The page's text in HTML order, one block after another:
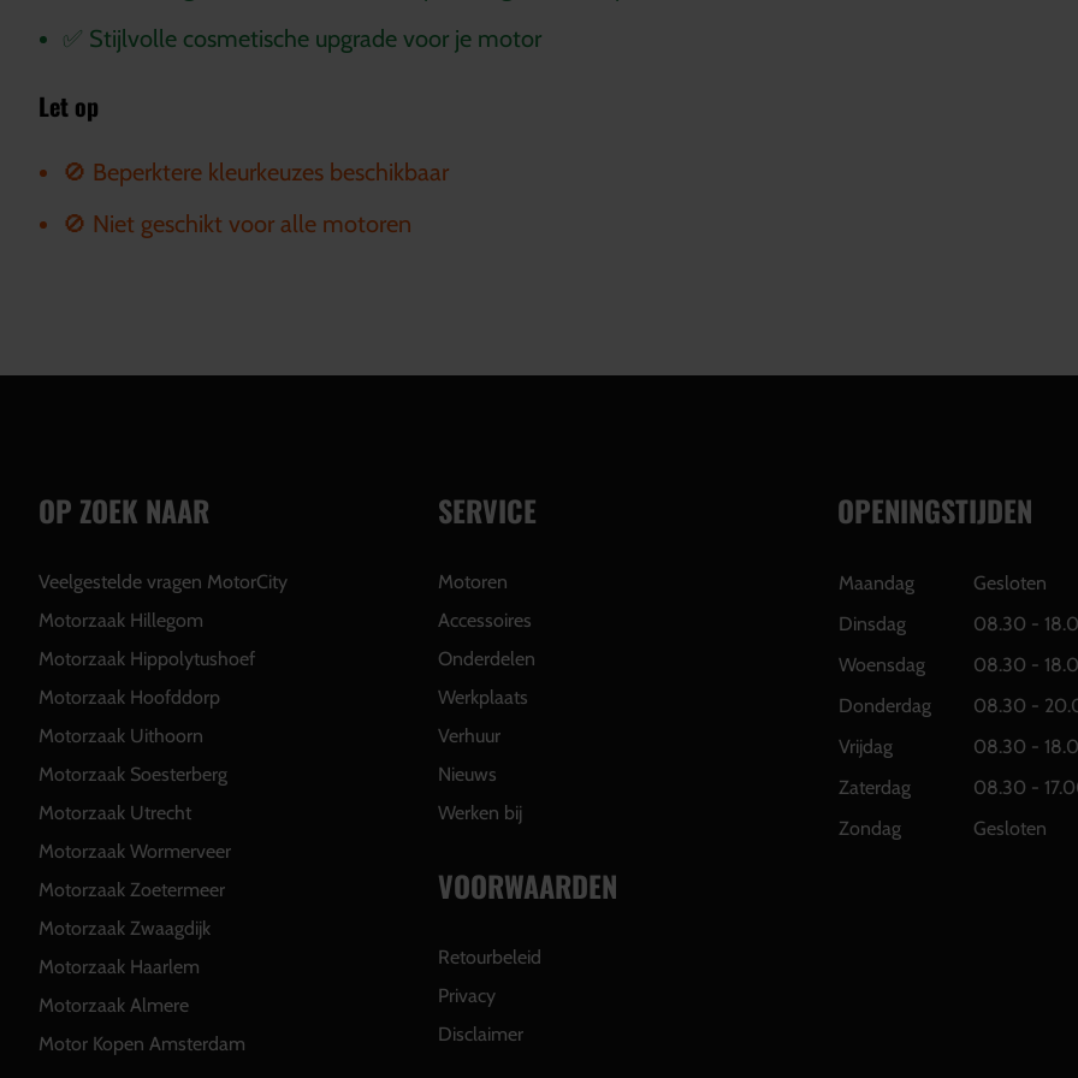
✅ Stijlvolle cosmetische upgrade voor je motor
Let op
🚫 Beperktere kleurkeuzes beschikbaar
🚫 Niet geschikt voor alle motoren
OP ZOEK NAAR
Veelgestelde vragen MotorCity
Motorzaak Hillegom
Motorzaak Hippolytushoef
Motorzaak Hoofddorp
Motorzaak Uithoorn
Motorzaak Soesterberg
Motorzaak Utrecht
Motorzaak Wormerveer
Motorzaak Zoetermeer
Motorzaak Zwaagdijk
Motorzaak Haarlem
Motorzaak Almere
Motor Kopen Amsterdam
SERVICE
Motoren
Accessoires
Onderdelen
Werkplaats
Verhuur
Nieuws
Werken bij
VOORWAARDEN
Retourbeleid
Privacy
Disclaimer
OPENINGSTIJDEN
Maandag
Gesloten
Dinsdag
08.30 -
Woensdag
08.30 -
Donderdag
08.30 -
Vrijdag
08.30 -
Zaterdag
08.30 -
Zondag
Gesloten